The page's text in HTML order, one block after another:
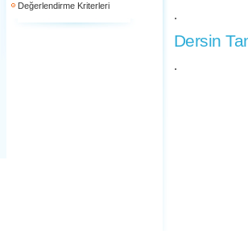
Değerlendirme Kriterleri
.
Dersin
.